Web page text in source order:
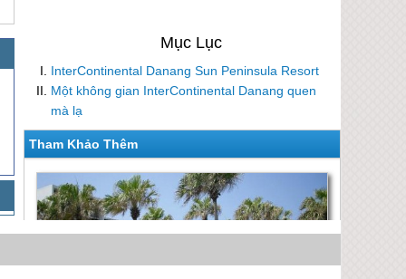
InterContinental Danang Sun Peninsula Resort
Một không gian InterContinental Danang quen
mà lạ
Tham Khảo Thêm